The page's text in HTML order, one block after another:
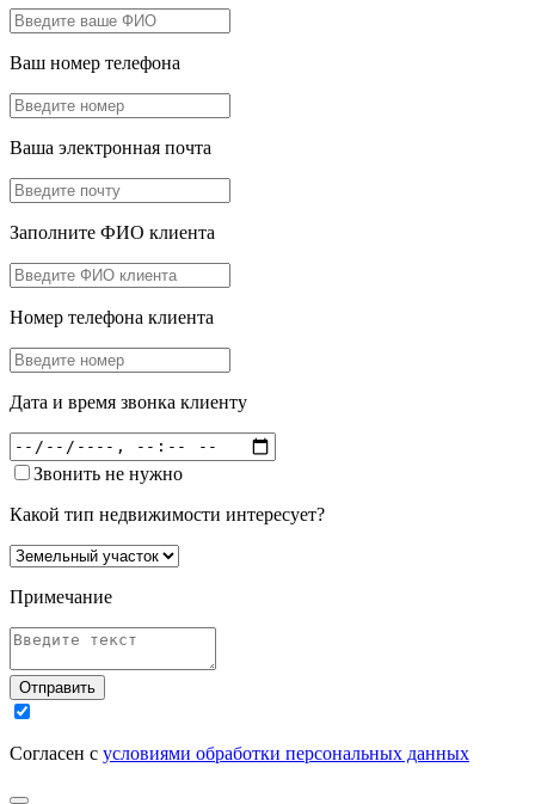
Ваш номер телефона
Ваша электронная почта
Заполните ФИО клиента
Номер телефона клиента
Дата и время звонка клиенту
Звонить не нужно
Какой тип недвижимости интересует?
Примечание
Отправить
Согласен с условиями обработки персональных данных